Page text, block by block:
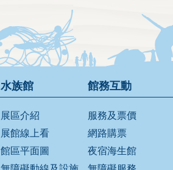
水族館
展區介紹
展館線上看
館區平面圖
館務互動
服務及票價
網路購票
夜宿海生館